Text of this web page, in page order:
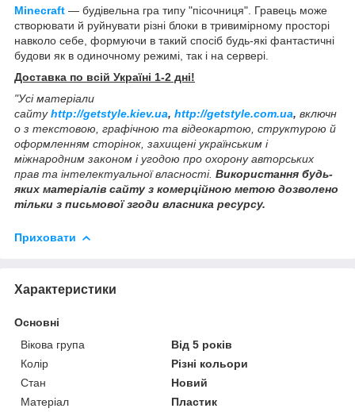
Minecraft — будівельна гра типу "пісочниця". Гравець може
створювати й руйнувати різні блоки в тривимірному просторі
навколо себе, формуючи в такий спосіб будь-які фантастичні
будови як в одиночному режимі, так і на сервері.
Доставка по всій Україні 1-2 дні!
"Усі матеріали
сайтуhttp://getstyle.kiev.ua, http://getstyle.com.ua, включн
о з текстовою, графічною та відеокартою, структурою й
оформленням сторінок, захищені українським і
міжнародним законом і угодою про охорону авторських
прав та інтелектуальної власності. Використання будь-
яких матеріалів сайту з комерційною метою дозволено
тільки з письмової згоди власника ресурсу.
Приховати
Характеристики
Основні
Вікова група
Від 5 років
Колір
Різні кольори
Стан
Новий
Матеріал
Пластик